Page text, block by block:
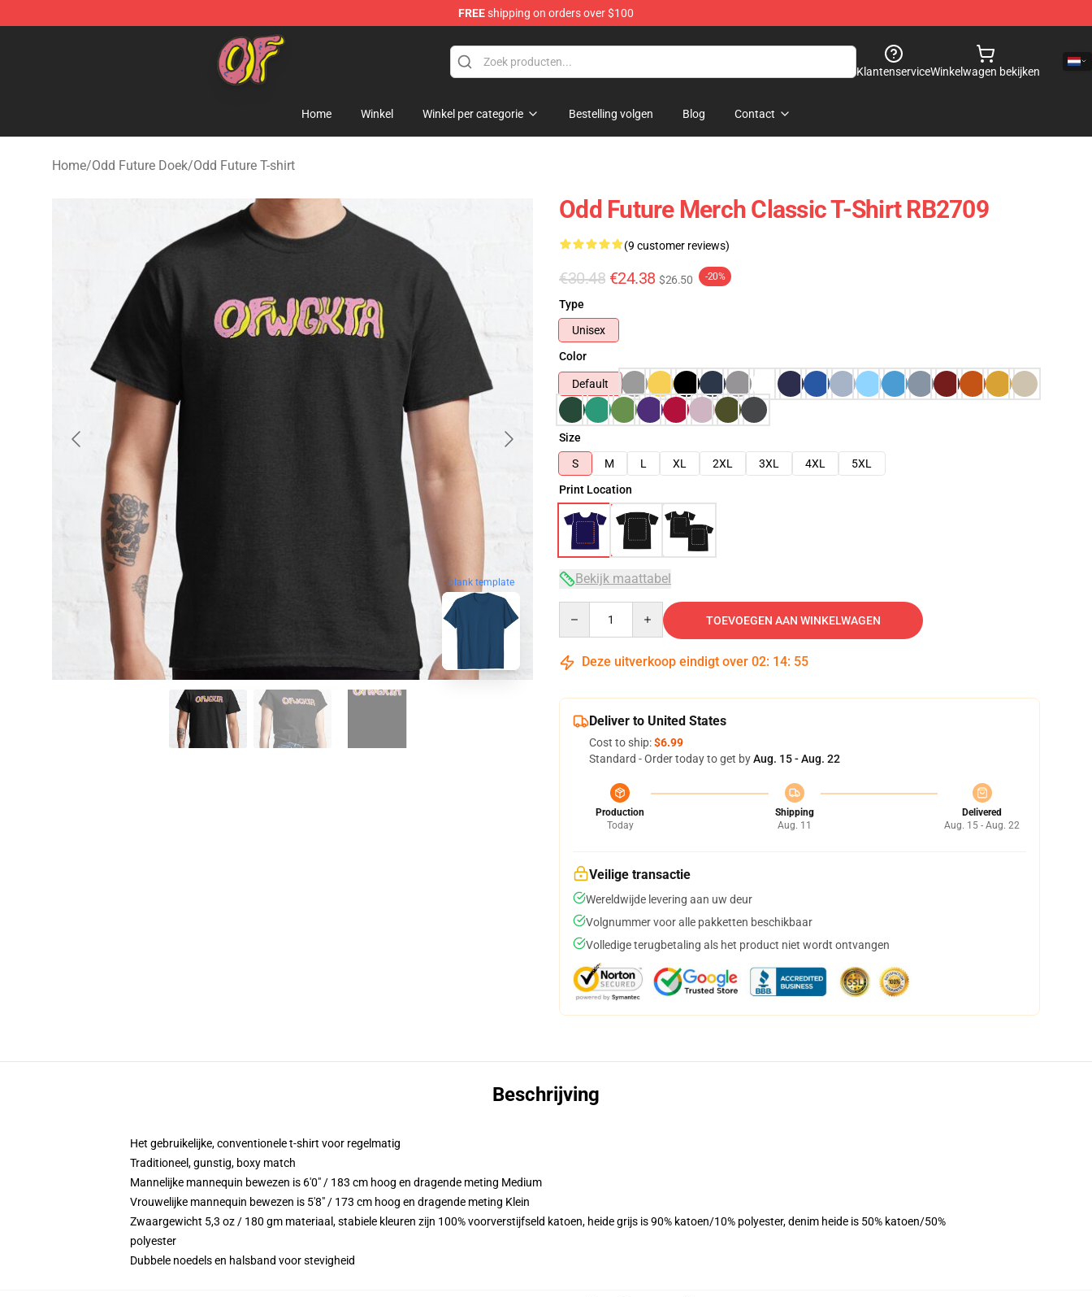
FREEshipping on orders over $100
Odd Future Shop - Official Odd Future Merchandise Store
KlantenserviceWinkelwagen bekijken
Home Winkel Winkel per categorie Bestelling volgen Blog Contact
Home/Odd Future Doek/Odd Future T-shirt
blank template
Odd Future Merch Classic T-Shirt RB2709
(9 customer reviews)
€30.48 €24.38 $26.50 -20%
Type
Unisex
Color
Default
Size
S
M L XL 2XL 3XL 4XL
5XL
Print Location
Bekijk maattabel
TOEVOEGEN AAN WINKELWAGEN
Deze uitverkoop eindigt over 02: 14: 54
Deliver to United States
Cost to ship:$6.99
Standard - Order today to get byAug. 15 - Aug. 22
Production
Today
Shipping
Aug. 11
Delivered
Aug. 15 - Aug. 22
Veilige transactie
Wereldwijde levering aan uw deur
Volgnummer voor alle pakketten beschikbaar
Volledige terugbetaling als het product niet wordt ontvangen
Beschrijving
Het gebruikelijke, conventionele t-shirt voor regelmatig
Traditioneel, gunstig, boxy match
Mannelijke mannequin bewezen is 6'0" / 183 cm hoog en dragende meting Medium
Vrouwelijke mannequin bewezen is 5'8" / 173 cm hoog en dragende meting Klein
Zwaargewicht 5,3 oz / 180 gm materiaal, stabiele kleuren zijn 100% voorverstijfseld katoen, heide grijs is 90% katoen/10% polyester, denim heide is 50% katoen/50%
polyester
Dubbele noedels en halsband voor stevigheid